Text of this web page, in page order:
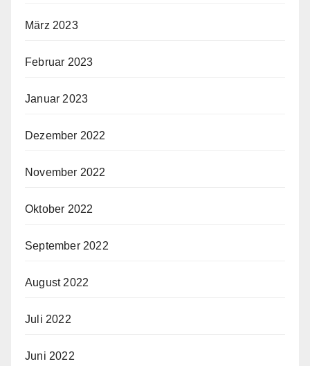
März 2023
Februar 2023
Januar 2023
Dezember 2022
November 2022
Oktober 2022
September 2022
August 2022
Juli 2022
Juni 2022